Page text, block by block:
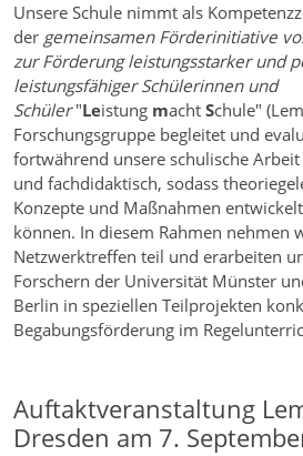
Unsere Schule nimmt als
der gemeinsamen Förderinitiative
zur Förderung leistungsstarker und
leistungsfähiger Schülerinnen und
Schüler"Leistung macht Schule"
Forschungsgruppe begleitet und
fortwährend unsere schulische
und fachdidaktisch, sodass
Konzepte und Maßnahmen
können. In diesem Rahmen nehmen
Netzwerktreffen teil und erarbeiten
Forschern der Universität Münster
Berlin in speziellen Teilprojekten
Begabungsförderung im
Auftaktveranstaltung
Dresden am 7.